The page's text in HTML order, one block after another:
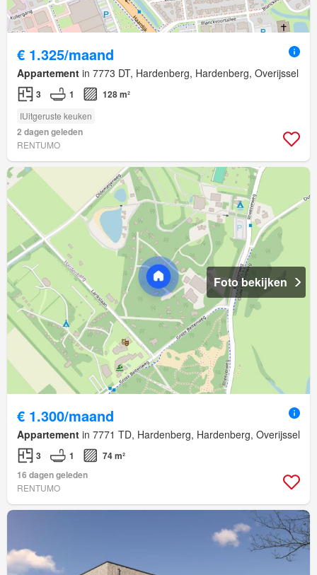
€ 1.325/maand
Appartement in 7773 DT, Hardenberg, Hardenberg, Overijssel
3 1 128 m²
IUitgeruste keuken
2 dagen geleden
RENTUMO
Foto bekijken
€ 1.300/maand
Appartement in 7771 TD, Hardenberg, Hardenberg, Overijssel
3 1
74 m²
16 dagen geleden
RENTUMO